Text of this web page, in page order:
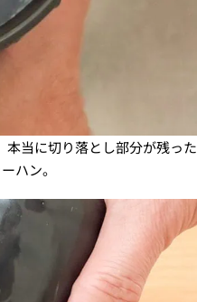
当に切り落とし部分が残った
ハン。